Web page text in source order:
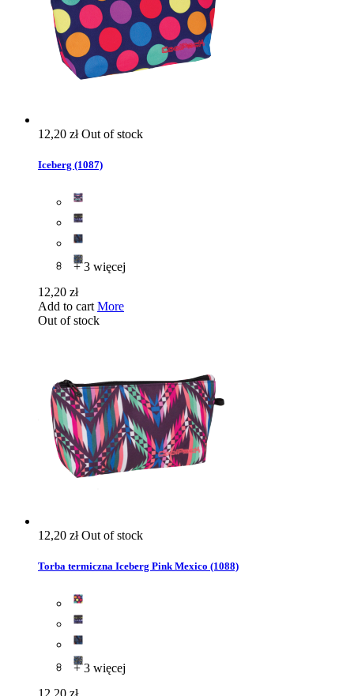
12,20 złOut of stock
Iceberg (1087)
+ 3 więcej
12,20 zł
Add to cart More
Out of stock
12,20 złOut of stock
Torba termiczna Iceberg Pink Mexico (1088)
+ 3 więcej